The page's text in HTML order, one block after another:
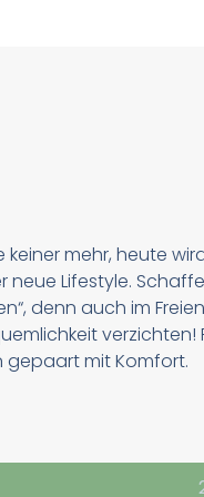
keiner mehr, heute
neue Lifestyle.
denn auch im
verzichten!
gepaart mit Komfort.